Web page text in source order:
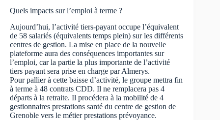
Quels impacts sur l’emploi à terme ?
Aujourd’hui, l’activité tiers-payant occupe l’équivalent
de 58 salariés (équivalents temps plein) sur les différents
centres de gestion. La mise en place de la nouvelle
plateforme aura des conséquences importantes sur
l’emploi, car la partie la plus importante de l’activité
tiers payant sera prise en charge par Almerys.
Pour pallier à cette baisse d’activité, le groupe mettra fin
à terme à 48 contrats CDD. Il ne remplacera pas 4
départs à la retraite. Il procédera à la mobilité de 4
gestionnaires prestations santé du centre de gestion de
Grenoble vers le métier prestations prévoyance.